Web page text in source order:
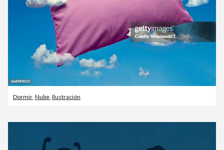
Dormir Nube Ilustración